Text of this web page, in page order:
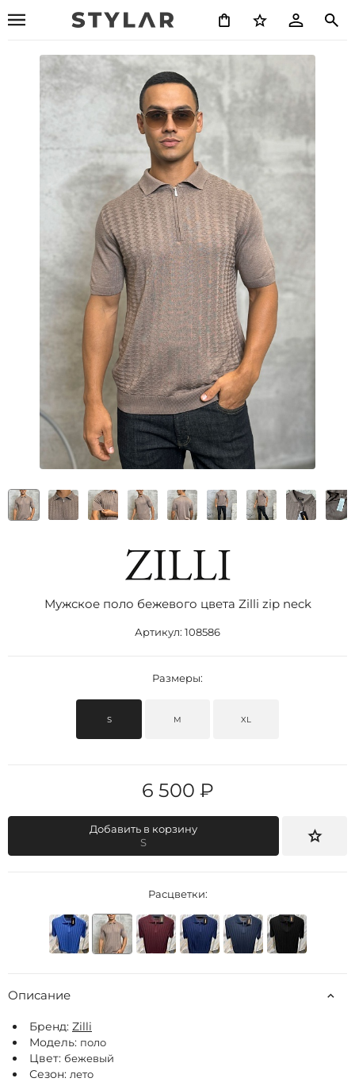
Мужское поло бежевого цвета Zilli zip neck
Артикул: 108586
Размеры:
S M XL
6 500 ₽
Добавить в корзину
S
Расцветки:
Описание
Бренд: Zilli
Модель: поло
Цвет: бежевый
Сезон: лето